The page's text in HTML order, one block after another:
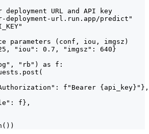
URL and API key
url.run.app/predict"
parameters (conf, iou, imgsz)
"iou": 0.7, "imgsz": 640}
"rb") as f:
f"Bearer {api_key}"},
f},